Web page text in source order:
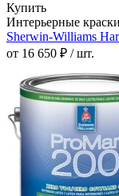
Купить
Интерьерные краски
Sherwin-Williams
от 16 650 ₽ / шт.